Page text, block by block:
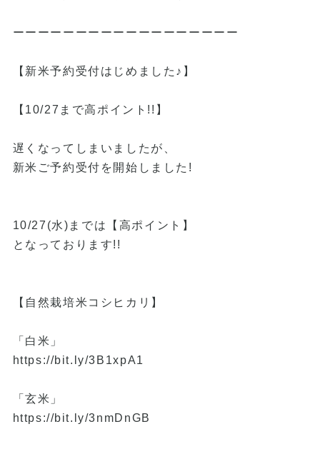
ーーーーーーーーーーーーーーーーーー
【新米予約受付はじめました♪】
【10/27まで高ポイント!!】
遅くなってしまいましたが、
新米ご予約受付を開始しました!
10/27(水)までは【高ポイント】
となっております!!
【自然栽培米コシヒカリ】
「白米」
https://bit.ly/3B1xpA1
「玄米」
https://bit.ly/3nmDnGB